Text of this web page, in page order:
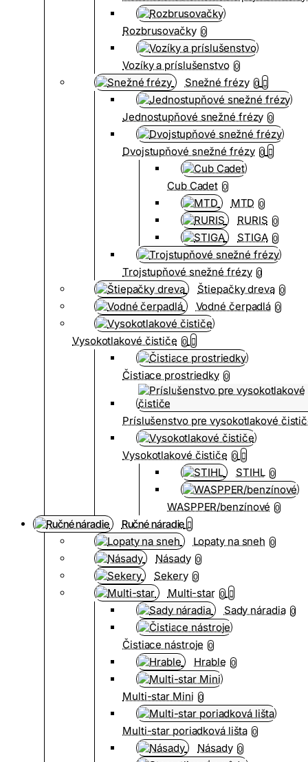
Rozbrusovačky 0
Vozíky a príslušenstvo 0
Snežné frézy 0
Jednostupňové snežné frézy 0
Dvojstupňové snežné frézy 0
Cub Cadet 0
MTD 0
RURIS 0
STIGA 0
Trojstupňové snežné frézy 0
Štiepačky dreva 0
Vodné čerpadlá 0
Vysokotlakové čističe 0
Čistiace prostriedky 0
Príslušenstvo pre vysokotlakové
Vysokotlakové čističe 0
STIHL 0
WASPPER/benzínové 0
Ručné náradie
Lopaty na sneh 0
Násady 0
Sekery 0
Multi-star 0
Sady náradia 0
Čistiace nástroje 0
Hrable 0
Multi-star Mini 0
Multi-star poriadková lišta 0
Násady 0